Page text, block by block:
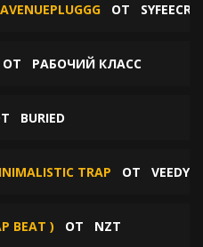
ОТ
ОТ РАБОЧИЙ КЛАСС
BURIED
TRAP ОТ VEEDY
BEAT ) ОТ NZT